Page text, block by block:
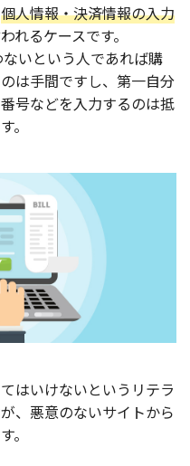
個人情報・決済情報の入力
れるケースです。
いという人であれば購
は手間ですし、第一自分
号などを入力するのは抵
。
はいけないというリテラ
、悪意のないサイトから
。